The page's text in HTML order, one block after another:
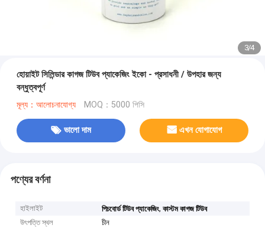
3/4
হোয়াইট সিলিন্ডার কাগজ টিউব প্যাকেজিং ইকো - প্রসাধনী / উপহার জন্য
বন্ধুত্বপূর্ণ
মূল্য：আলোচনাযোগ্য MOQ：5000 পিসি
ভালো দাম এখন যোগাযোগ
পণ্যের বর্ণনা
হাইলাইট পিচবোর্ড টিউব প্যাকেজিং,কাস্টম কাগজ টিউব
উৎপত্তি স্থল
চীন